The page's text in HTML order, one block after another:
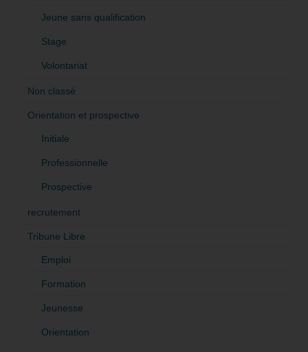
Jeune sans qualification
Stage
Volontariat
Non classé
Orientation et prospective
Initiale
Professionnelle
Prospective
recrutement
Tribune Libre
Emploi
Formation
Jeunesse
Orientation